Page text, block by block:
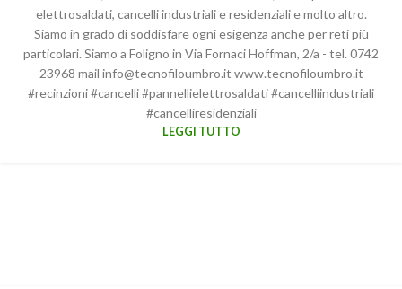
elettrosaldati, cancelli industriali e residenziali e molto altro.
Siamo in grado di soddisfare ogni esigenza anche per reti più
particolari. Siamo a Foligno in Via Fornaci Hoffman, 2/a - tel. 0742
23968 mail
ti.orbmuolifoncet
@ofni
www.tecnofiloumbro.it
#recinzioni #cancelli #pannellielettrosaldati #cancelliindustriali
#cancelliresidenziali
LEGGI TUTTO